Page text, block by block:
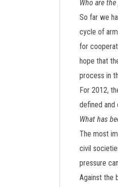
Who are
So far we
cycle of
for
hope that
process in
For 2012,
defined and
What has
The most
civil
pressure
Against the